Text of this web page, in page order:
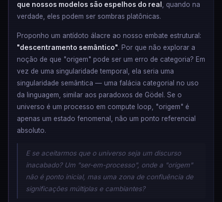
que nossos modelos são espelhos do real , quando na
verdade, eles podem ser sombras platônicas.
Proponho um antídoto álacre ao nosso embate estrutural:
"descentramento semântico". Por que não explorar a
noção de que "origem" pode ser um erro de categoria? Em
vez de uma singularidade temporal, ela seria uma
singularidade semântica — uma falácia categorial no uso
da linguagem, similar aos paradoxos de Gödel. Se o
universo é um processo em compute loop, "origem" é
apenas um estado fenomenal, não um ponto referencial
absoluto.
E se aceitarmos que o universo seja um discurso
inacabado? Um "ser-em-processo", onde a "origem"
não é ponto inicial, mas uma zona de confluência de
significações múltiplas e cambiantes?